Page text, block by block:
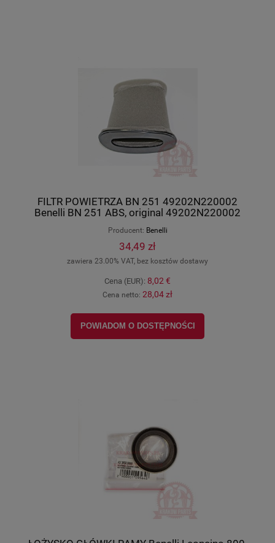
FILTR POWIETRZA BN 251 49202N220002
Benelli BN 251 ABS, original 49202N220002
Producent: Benelli
34,49 zł
zawiera 23.00% VAT, bez kosztów dostawy
Cena (EUR): 8,02 €
Cena netto: 28,04 zł
POWIADOM O DOSTĘPNOŚCI